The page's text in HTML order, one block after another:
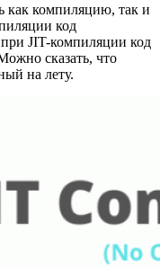
как компиляцию, так и
код
при JIT-компиляции код
сказать, что
на лету.